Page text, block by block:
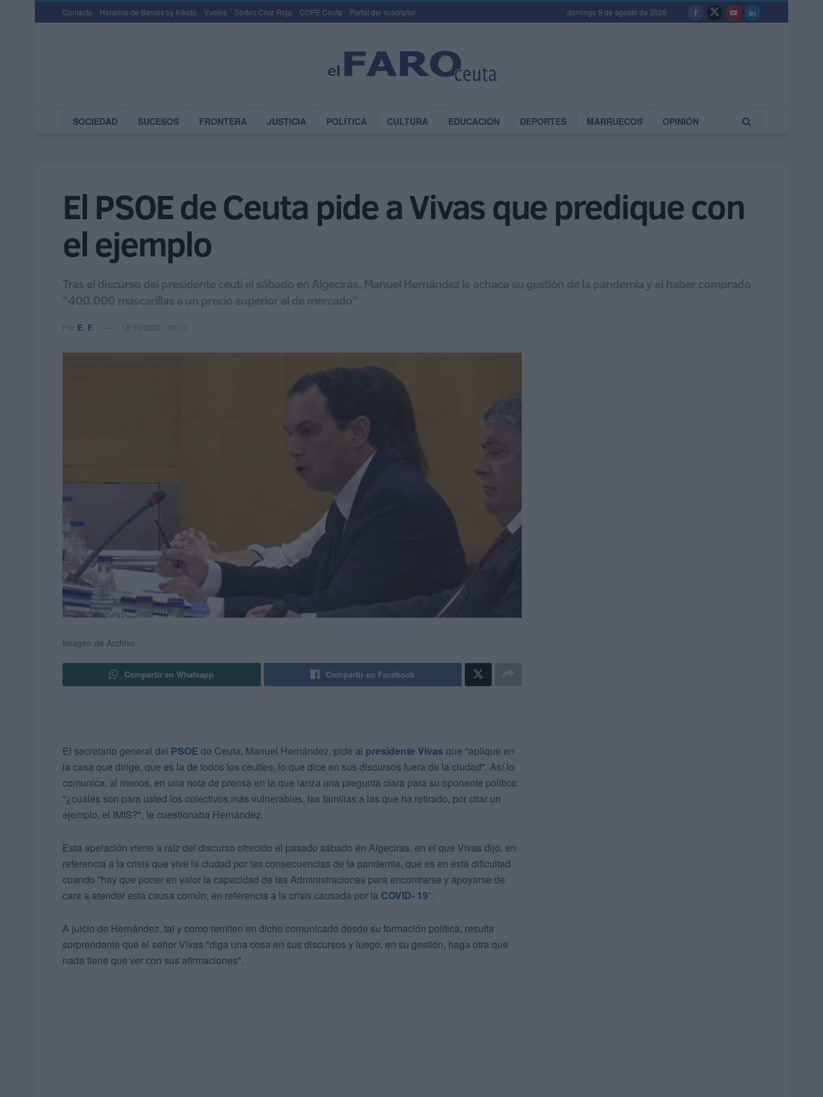
Contacto Horarios de Barcos by Kikoto Vuelos Sorteo Cruz Roja COPE Ceuta Portal del suscriptor domingo 9 de agosto de 2026
SOCIEDAD SUCESOS FRONTERA JUSTICIA POLÍTICA CULTURA EDUCACIÓN DEPORTES MARRUECOS OPINIÓN
El PSOE de Ceuta pide a Vivas que predique con
el ejemplo
Tras el discurso del presidente ceutí el sábado en Algeciras, Manuel Hernández le achaca su gestión de la pandemia y el haber comprado
"400.000 mascarillas a un precio superior al de mercado"
Por E. F. 18/10/2020 - 09:02
Imagen de Archivo
Compartir en Whatsapp Compartir en Facebook
El secretario general del PSOE de Ceuta, Manuel Hernández, pide al presidente Vivas que "aplique en
la casa que dirige, que es la de todos los ceutíes, lo que dice en sus discursos fuera de la ciudad". Así lo
comunica, al menos, en una nota de prensa en la que lanza una pregunta clara para su oponente político:
"¿cuáles son para usted los colectivos más vulnerables, las familias a las que ha retirado, por citar un
ejemplo, el IMIS?", le cuestionaba Hernández.
Esta apelación viene a raíz del discurso ofrecido el pasado sábado en Algeciras, en el que Vivas dijo, en
referencia a la crisis que vive la ciudad por las consecuencias de la pandemia, que es en esta dificultad
cuando "hay que poner en valor la capacidad de las Administraciones para encontrarse y apoyarse de
cara a atender esta causa común, en referencia a la crisis causada por la COVID- 19”.
A juicio de Hernández, tal y como remiten en dicho comunicado desde su formación política, resulta
sorprendente que el señor Vivas "diga una cosa en sus discursos y luego, en su gestión, haga otra que
nada tiene que ver con sus afirmaciones".